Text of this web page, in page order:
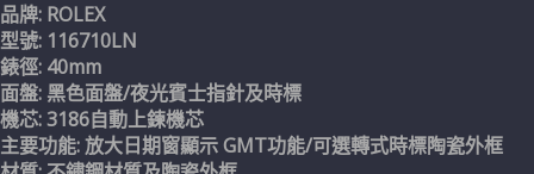
品牌: ROLEX
型號: 116710LN
錶徑: 40mm
面盤: 黑色面盤/夜光賓士指針及時標
機芯: 3186自動上鍊機芯
主要功能: 放大日期窗顯示 GMT功能/可選轉式時標陶瓷外框